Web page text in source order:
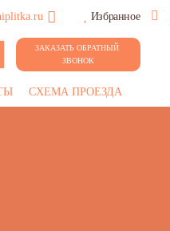
Избранное
ЗАКАЗАТЬ ОБРАТНЫЙ
ЗВОНОК
СХЕМА ПРОЕЗДА